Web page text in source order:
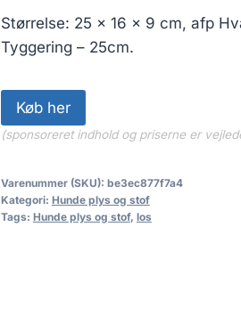
Størrelse: 25 x 16 x 9 cm, afp
Tyggering – 25cm.
Køb her
(sponsoreret indhold og priserne er
Varenummer (SKU): be3ec877f7a4
Kategori: Hunde plys og stof
Tags: Hunde plys og stof, los